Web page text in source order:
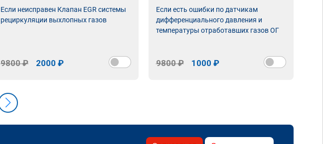
Если неисправен Клапан EGR системы
рециркуляции выхлопных газов
9800 ₽ 2000 ₽
Если есть ошибки по датчикам
дифференциального давления и
температуры отработавших газов ОГ
9800 ₽ 1000 ₽